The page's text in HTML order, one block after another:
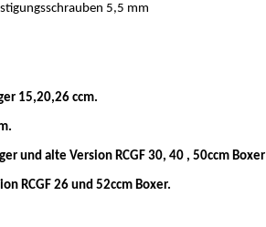
5,5 mm
15,20,26 ccm.
und alte Version RCGF 30, 40 , 50ccm Boxer
RCGF 26 und 52ccm Boxer.